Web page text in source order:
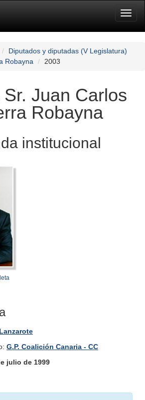
Diputados y diputadas (V Legislatura)
Robayna
2003
Juan Carlos
Robayna
institucional
Lanzarote
G.P. Coalición Canaria - CC
julio de 1999